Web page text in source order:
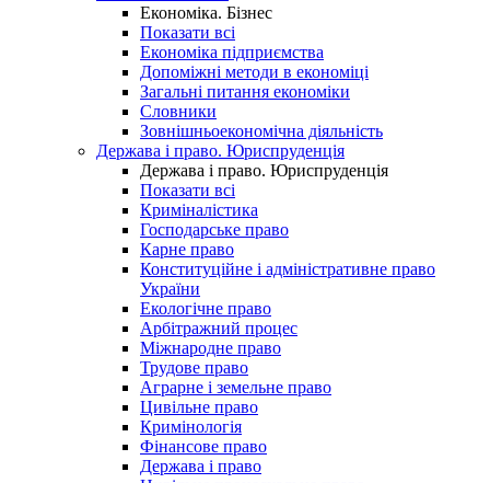
Економіка. Бізнес
Показати всі
Економіка підприємства
Допоміжні методи в економіці
Загальні питання економіки
Словники
Зовнішньоекономічна діяльність
Держава і право. Юриспруденція
Держава і право. Юриспруденція
Показати всі
Криміналістика
Господарське право
Карне право
Конституційне і адміністративне право
України
Екологічне право
Арбітражний процес
Міжнародне право
Трудове право
Аграрне і земельне право
Цивільне право
Кримінологія
Фінансове право
Держава і право